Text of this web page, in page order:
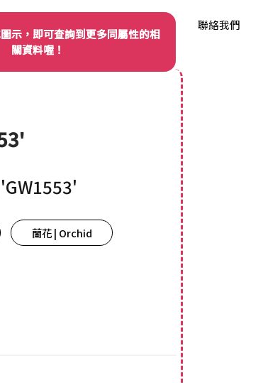
聯絡我們
示，即可查詢到更多同屬性的相
關資料喔！
蘭花 | Orchid